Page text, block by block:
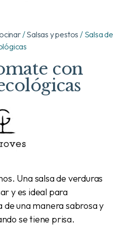
/Salsas y pestos / Salsa de
con
Una salsa de verduras
y es ideal para
una manera sabrosa y
se tiene prisa.